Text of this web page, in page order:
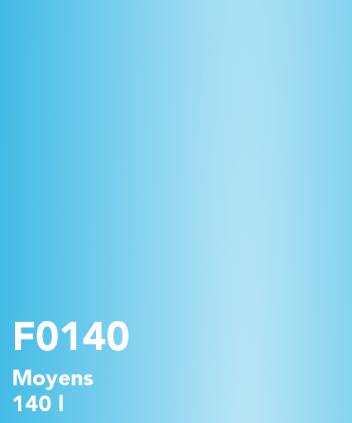
F0140
Moyens
140 l